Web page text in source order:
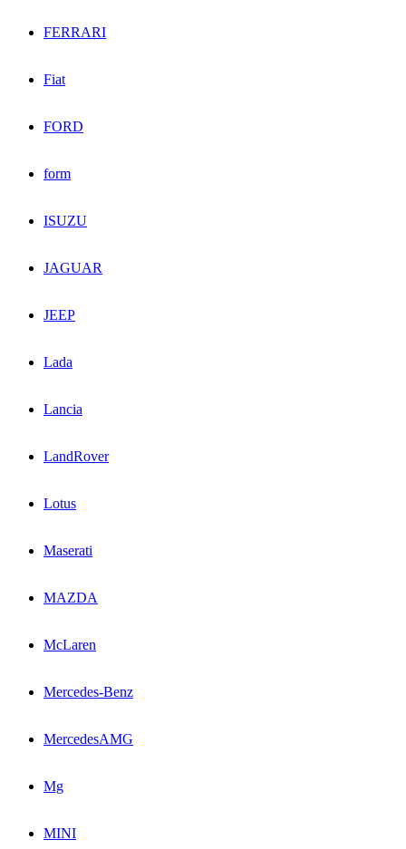
FERRARI
Fiat
FORD
form
ISUZU
JAGUAR
JEEP
Lada
Lancia
LandRover
Lotus
Maserati
MAZDA
McLaren
Mercedes-Benz
MercedesAMG
Mg
MINI